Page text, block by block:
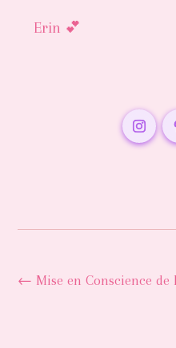
Erin 💕
← Mise en Conscience de